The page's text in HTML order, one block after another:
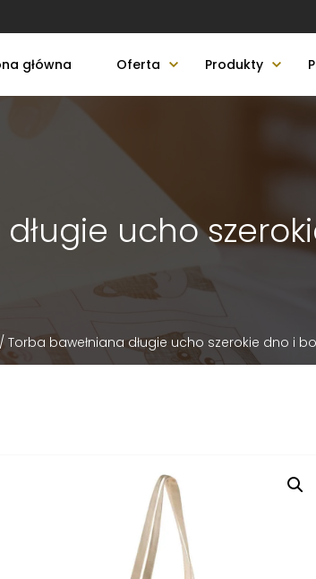
główna Oferta Produkty
ucho
/ Torba bawełniana długie ucho szerokie dno i